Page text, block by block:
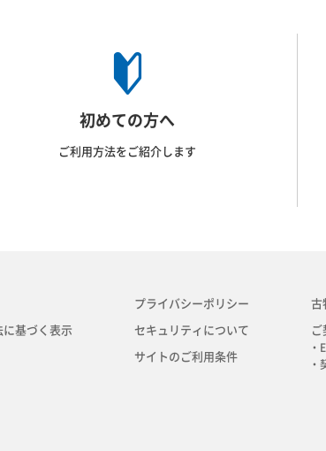
初めての方へ
ご利用方法をご紹介します
基づく表示
プライバシーポリシー
セキュリティについて
サイトのご利用条件
古
ご
・
・